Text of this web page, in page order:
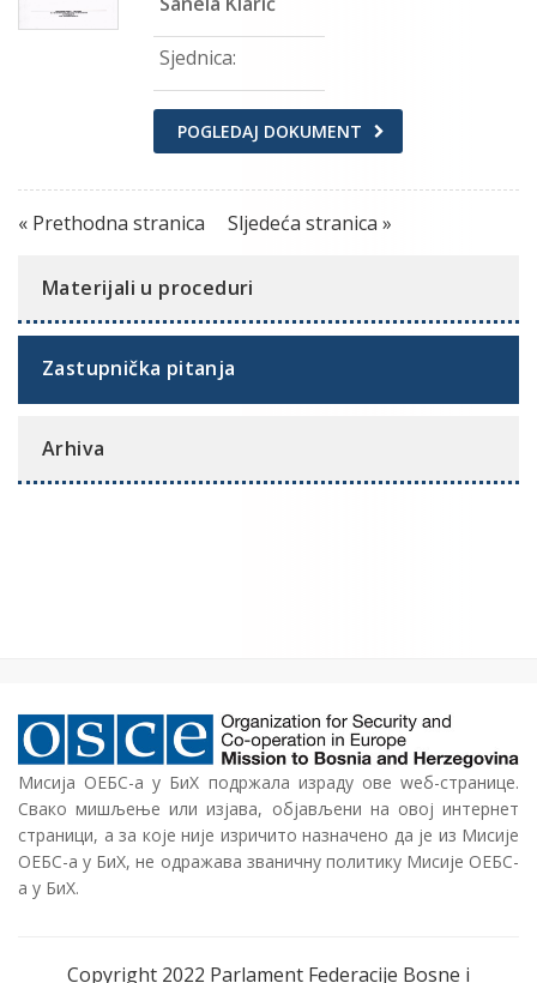
Sjednica:
POGLEDAJ DOKUMENT
« Prethodna stranica Sljedeća stranica »
Materijali u proceduri
Zastupnička pitanja
Arhiva
Мисија ОЕБС-а у БиХ подржала израду ове wеб-странице.
Свако мишљење или изјава, објављени на овој интернет
страници, а за које није изричито назначено да је из Мисије
ОЕБС-а у БиХ, не одражава званичну политику Мисије ОЕБС-
а у БиХ.
Copyright 2022 Parlament Federacije Bosne i